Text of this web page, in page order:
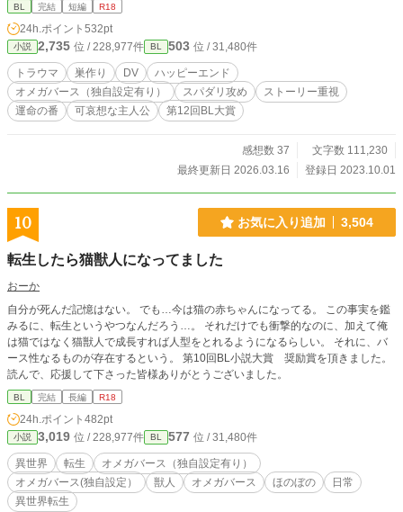
BL 完結 短編 R18
24h.ポイント 532pt
小説 2,735 位 / 228,977件 BL 503 位 / 31,480件
トラウマ 巣作り DV
ハッピーエンド
オメガバース（独自設定有り）
スパダリ攻め
ストーリー重視
運命の番
可哀想な主人公 第12回BL大賞
感想数 37
文字数 111,230
最終更新日 2026.03.16
登録日 2023.10.01
10 お気に入り追加 3,504
転生したら猫獣人になってました
おーか
自分が死んだ記憶はない。 でも…今は猫の赤ちゃんになってる。 この事実を鑑
みるに、転生というやつなんだろう…。 それだけでも衝撃的なのに、加えて俺
は猫ではなく猫獣人で成長すれば人型をとれるようになるらしい。 それに、バ
ース性なるものが存在するという。 第10回BL小説大賞 奨励賞を頂きました。
読んで、応援して下さった皆様ありがとうございました。
BL 完結 長編 R18
24h.ポイント 482pt
小説 3,019 位 / 228,977件 BL 577 位 / 31,480件
異世界 転生
オメガバース（独自設定有り）
オメガバース(独自設定）
獣人 オメガバース ほのぼの
日常
異世界転生